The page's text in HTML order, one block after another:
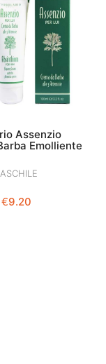
Assenzio
Emolliente
IL
€9.20